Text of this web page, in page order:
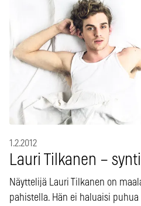
1.2.2012
Lauri Tilkanen –
Näyttelijä Lauri Tilkanen on
pahistella. Hän ei haluaisi